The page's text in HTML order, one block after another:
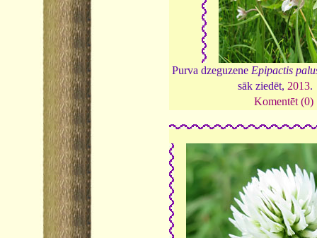
Purva dzeguzene Epipactis
sāk ziedēt, 2013.
Komentēt (0)